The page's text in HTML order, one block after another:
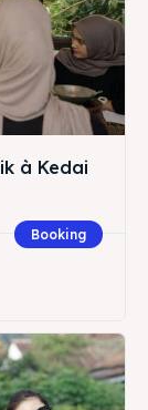
à Kedai
Booking